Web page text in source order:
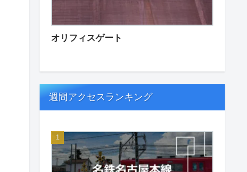
オリフィスゲート
週間アクセスランキング